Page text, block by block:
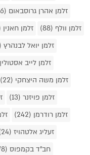
זלמן אהרן גרוסבאום (6)
זלמן וולף (88)
זלמן חאנין
זלמן יואל לבנהרץ
זלמן לייב אסטולין
זלמן משה היצחקי (22)
זלמן פויזנר (13)
זלמן רודרמן (242)
זעליג אלטהויז (24)
חב"ד בקמפוס (278)